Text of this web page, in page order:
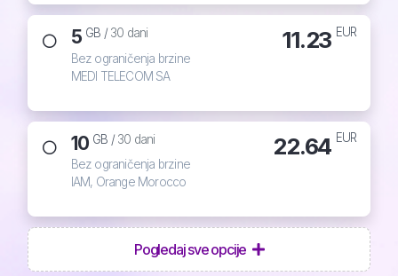
5 GB /30 dani
Bez ograničenja brzine
MEDI TELECOM SA
11.23 EUR
10 GB /30 dani
Bez ograničenja brzine
IAM, Orange Morocco
22.64 EUR
Pogledaj sve opcije